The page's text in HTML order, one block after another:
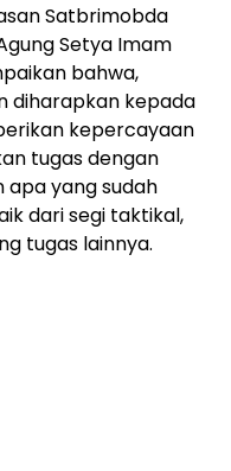
Satbrimobda
Setya Imam
bahwa,
diharapkan kepada
kepercayaan
tugas dengan
apa yang sudah
dari segi taktikal,
tugas lainnya.